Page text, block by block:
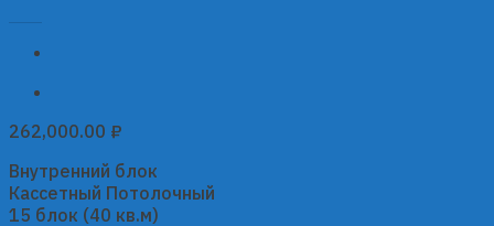
262,000.00 ₽
Внутренний блок
Кассетный Потолочный
15 блок (40 кв.м)